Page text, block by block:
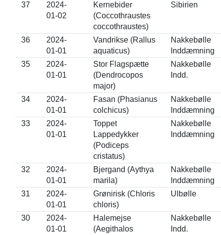
37
2024-
01-02
Kernebider
(Coccothraustes
coccothraustes)
Sibirien
36
2024-
01-01
Vandrikse (Rallus
aquaticus)
Nakkebølle
Inddæmning
35
2024-
01-01
Stor Flagspætte
(Dendrocopos
major)
Nakkebølle
Indd.
34
2024-
01-01
Fasan (Phasianus
colchicus)
Nakkebølle
Inddæmning
33
2024-
01-01
Toppet
Lappedykker
(Podiceps
cristatus)
Nakkebølle
Inddæmning
32
2024-
01-01
Bjergand (Aythya
marila)
Nakkebølle
Inddæmning
31
2024-
01-01
Grønirisk (Chloris
chloris)
Ulbølle
30
2024-
01-01
Halemejse
(Aegithalos
Nakkebølle
Indd.